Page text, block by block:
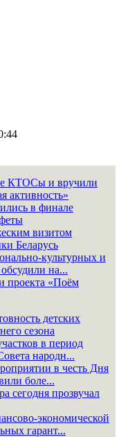
КТОСы и вручили
активность»
в финале
визитом
Беларусь
культурных и
на...
проекта «Поём
детских
сезона
в период
народн...
в честь Дня
боле...
сегодня прозвучал
экономической
гарант...